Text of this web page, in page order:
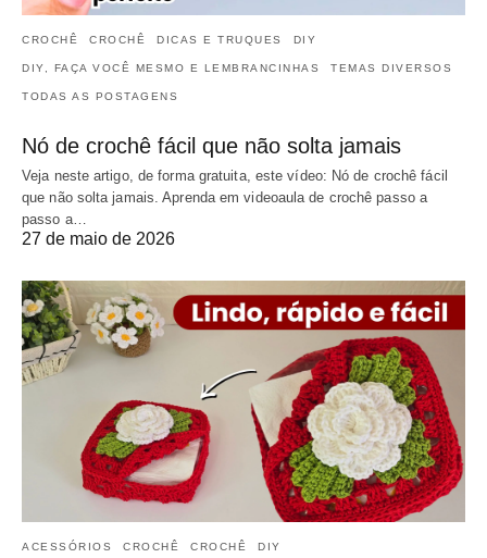
CROCHÊ CROCHÊ DICAS E TRUQUES DIY
DIY, FAÇA VOCÊ MESMO E LEMBRANCINHAS TEMAS DIVERSOS
TODAS AS POSTAGENS
Nó de crochê fácil que não solta jamais
Veja neste artigo, de forma gratuita, este vídeo: Nó de crochê fácil
que não solta jamais. Aprenda em videoaula de crochê passo a
passo a…
27 de maio de 2026
ACESSÓRIOS CROCHÊ CROCHÊ DIY